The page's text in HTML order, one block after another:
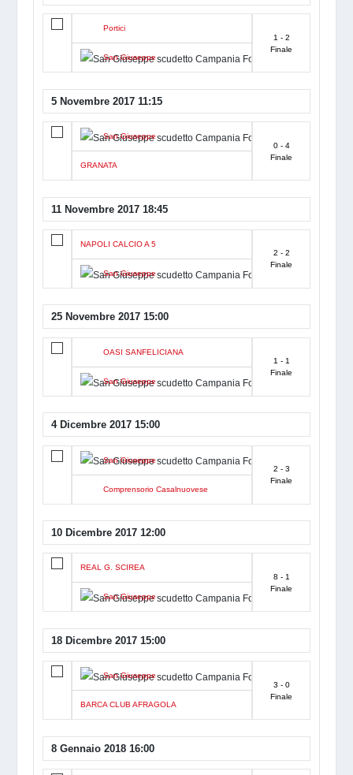
Portici
San Giuseppe
1 - 2
Finale
5 Novembre 2017 11:15
San Giuseppe
GRANATA
0 - 4
Finale
11 Novembre 2017 18:45
NAPOLI CALCIO A 5
San Giuseppe
2 - 2
Finale
25 Novembre 2017 15:00
OASI SANFELICIANA
San Giuseppe
1 - 1
Finale
4 Dicembre 2017 15:00
San Giuseppe
Comprensorio Casalnuovese
2 - 3
Finale
10 Dicembre 2017 12:00
REAL G. SCIREA
San Giuseppe
8 - 1
Finale
18 Dicembre 2017 15:00
San Giuseppe
BARCA CLUB AFRAGOLA
3 - 0
Finale
8 Gennaio 2018 16:00